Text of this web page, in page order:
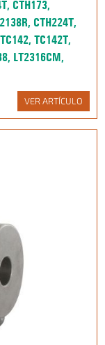
CTH173,
CTH224T,
TC142T,
LT2316CM,
VER ARTÍCULO